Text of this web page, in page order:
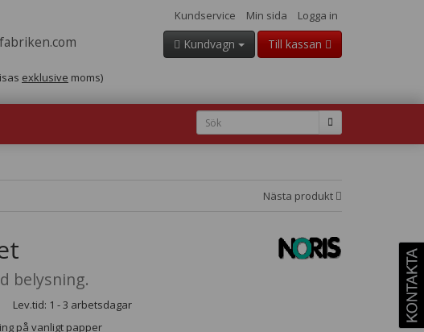
Kundservice Min sida Logga in
Kundvagn Till kassan
exklusive moms)
Nästa produkt
belysning.
Lev.tid: 1 - 3 arbetsdagar
på vanligt papper